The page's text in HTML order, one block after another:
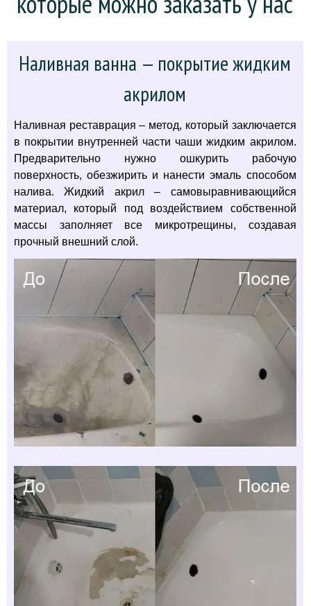
Наливная ванна — покрытие жидким
акрилом
Наливная реставрация – метод, который заключается
в покрытии внутренней части чаши жидким акрилом.
Предварительно нужно ошкурить рабочую
поверхность, обезжирить и нанести эмаль способом
налива. Жидкий акрил – самовыравнивающийся
материал, который под воздействием собственной
массы заполняет все микротрещины, создавая
прочный внешний слой.